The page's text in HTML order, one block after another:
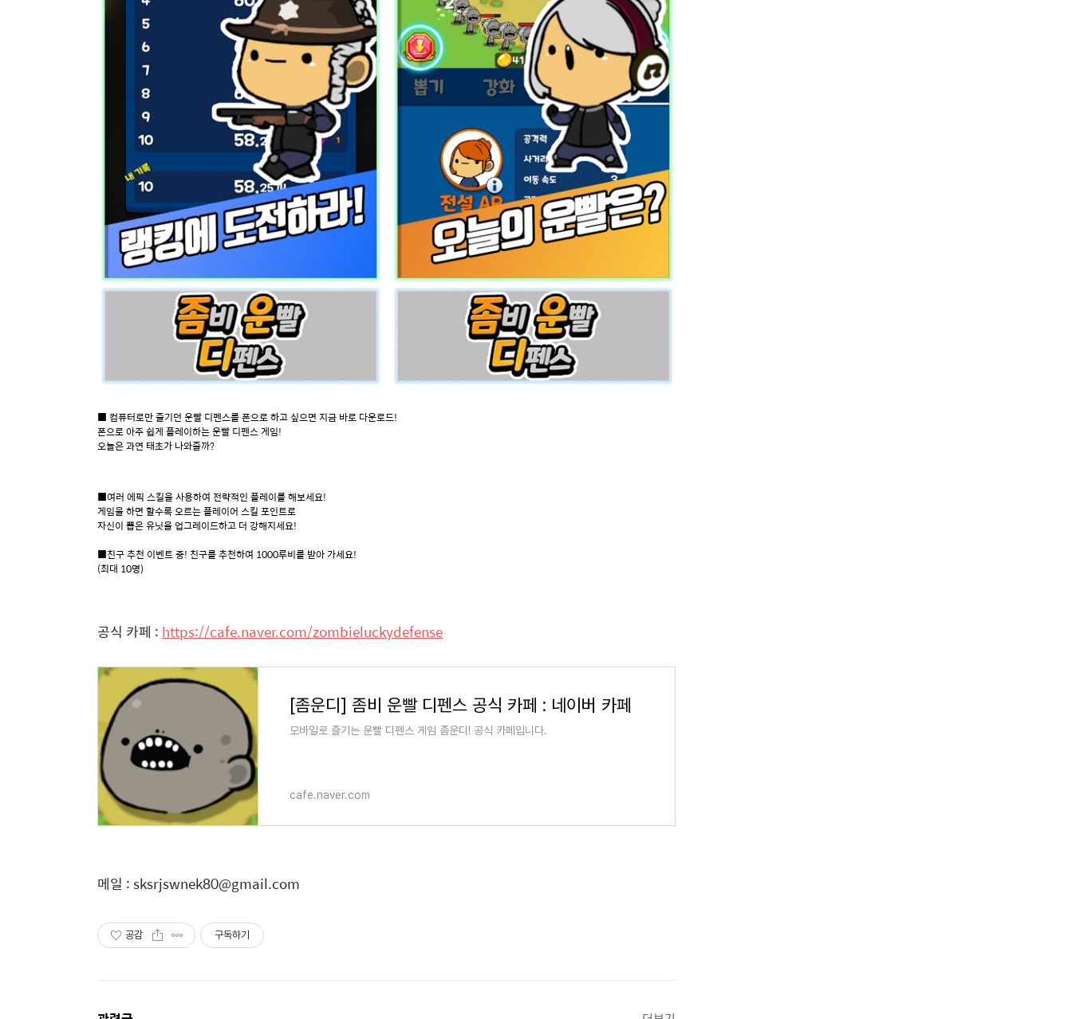
■ 컴퓨터로만 즐기던 운빨 디펜스를 폰으로 하고 싶으면 지금 바로 다운로드!
폰으로 아주 쉽게 플레이하는 운빨 디펜스 게임!
오늘은 과연 태초가 나와줄까?
■여러 에픽 스킬을 사용하여 전략적인 플레이를 해보세요!
게임을 하면 할수록 오르는 플레이어 스킬 포인트로
자신이 뽑은 유닛을 업그레이드하고 더 강해지세요!
■친구 추천 이벤트 중! 친구를 추천하여 1000루비를 받아 가세요!
(최대 10명)
공식 카페 : https://cafe.naver.com/zombieluckydefense
[좀운디] 좀비 운빨 디펜스 공식 카페 : 네이버 카페
모바일로 즐기는 운빨 디펜스 게임 좀운디! 공식 카페입니다.
cafe.naver.com
메일 : sksrjswnek80@gmail.com
공감 구독하기